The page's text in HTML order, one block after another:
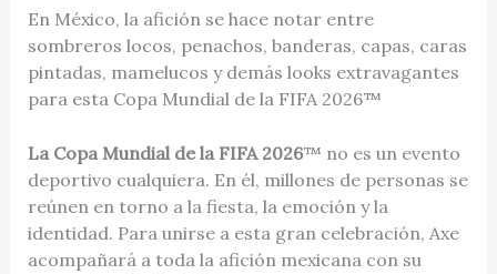
En México, la afición se hace notar entre
sombreros locos, penachos, banderas, capas, caras
pintadas, mamelucos y demás looks extravagantes
para esta Copa Mundial de la FIFA 2026™
La Copa Mundial de la FIFA 2026™ no es un evento
deportivo cualquiera. En él, millones de personas se
reúnen en torno a la fiesta, la emoción y la
identidad. Para unirse a esta gran celebración, Axe
acompañará a toda la afición mexicana con su